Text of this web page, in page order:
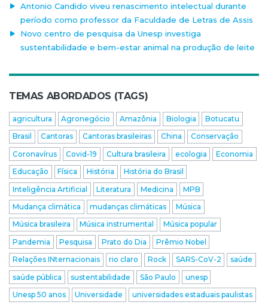
Antonio Candido viveu renascimento intelectual durante
período como professor da Faculdade de Letras de Assis
Novo centro de pesquisa da Unesp investiga
sustentabilidade e bem-estar animal na produção de leite
TEMAS ABORDADOS (TAGS)
agricultura Agronegócio Amazônia Biologia
Botucatu
Brasil
Cantoras Cantoras brasileiras China
Conservação
Coronavírus
Covid-19 Cultura brasileira ecologia
Economia
Educação
Física História
História do Brasil
Inteligência Artificial
Literatura Medicina
MPB
Mudança climática
mudanças climáticas
Música
Música brasileira
Música instrumental
Música popular
Pandemia
Pesquisa Prato do Dia
Prêmio Nobel
Relações INternacionais
rio claro Rock SARS-CoV-2
saúde
saúde pública
sustentabilidade São Paulo
unesp
Unesp 50 anos
Universidade universidades estaduais paulistas